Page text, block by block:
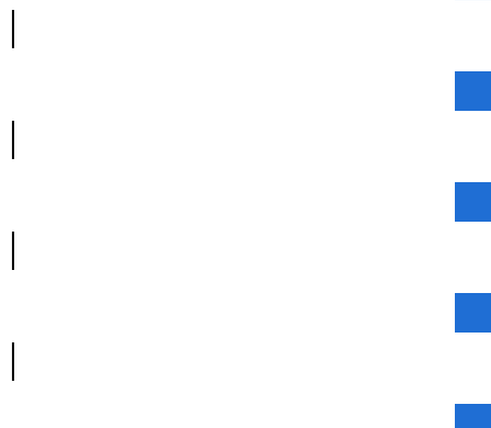
|
|
|
|